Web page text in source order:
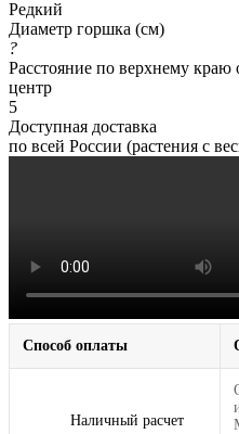
Редкий
Диаметр горшка (см)
?
Расстояние по верхнему краю
центр
5
Доступная доставка
по всей России (растения с
Способ оплаты
Наличный расчет